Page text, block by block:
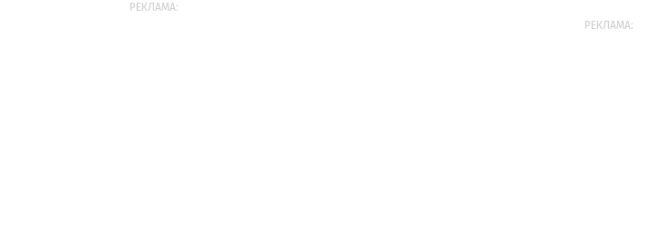
РЕКЛАМА:
РЕКЛАМА: